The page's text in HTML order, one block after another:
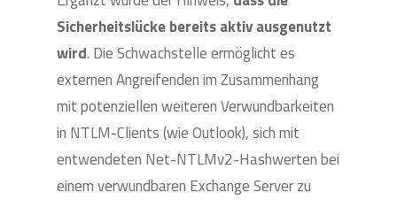
Sicherheitslücke bereits aktiv ausgenutzt
wird. Die Schwachstelle ermöglicht es
externen Angreifenden im Zusammenhang
mit potenziellen weiteren Verwundbarkeiten
in NTLM-Clients (wie Outlook), sich mit
entwendeten Net-NTLMv2-Hashwerten bei
einem verwundbaren Exchange Server zu